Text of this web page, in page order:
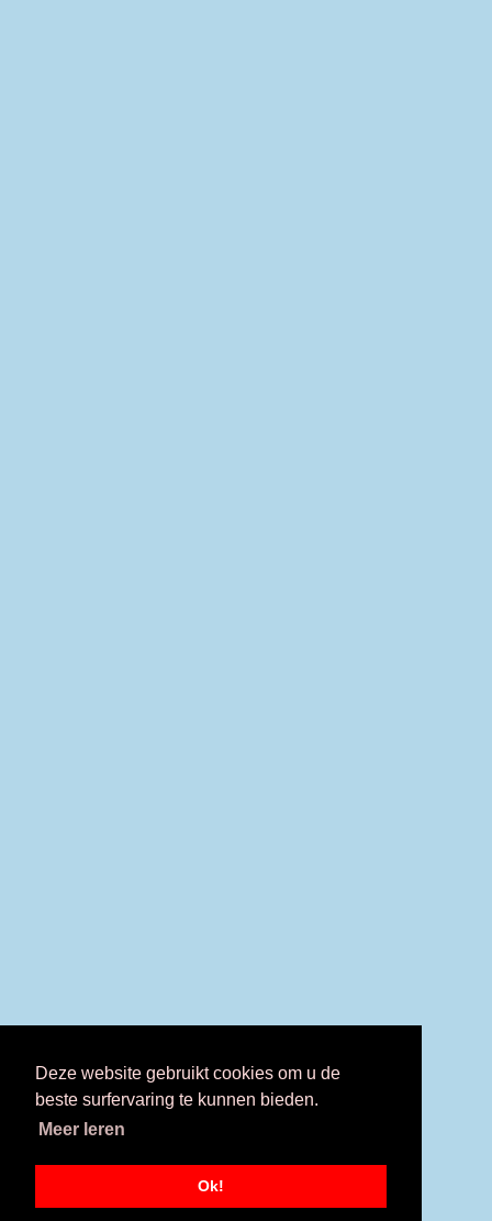
Deze website gebruikt cookies om u de
beste surfervaring te kunnen bieden.
Meer leren
Ok!